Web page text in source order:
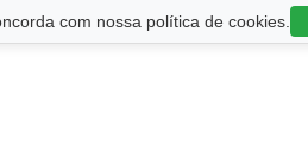
com nossa política de cookies.